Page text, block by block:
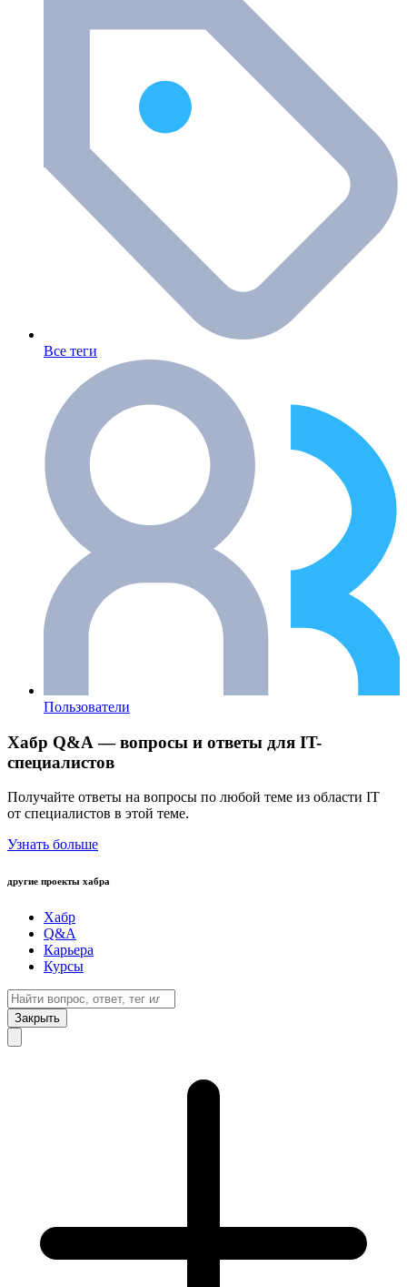
Все теги
Пользователи
Хабр Q&A — вопросы и ответы для IT-
специалистов
Получайте ответы на вопросы по любой теме из области IT
от специалистов в этой теме.
Узнать больше
другие проекты хабра
Хабр
Q&A
Карьера
Курсы
Закрыть